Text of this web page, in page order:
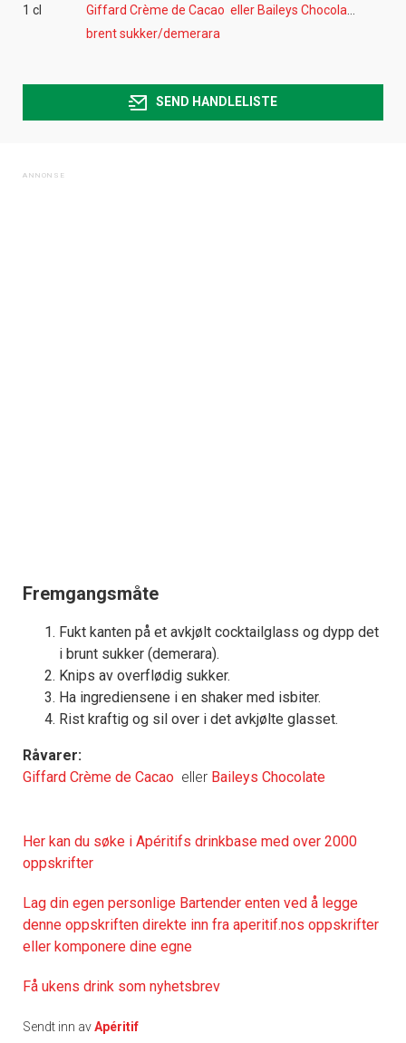
1 cl
brent sukker/demerara
SEND HANDLELISTE
Fremgangsmåte
Fukt kanten på et avkjølt cocktailglass og dypp det
i brunt sukker (demerara).
Knips av overflødig sukker.
Ha ingrediensene i en shaker med isbiter.
Rist kraftig og sil over i det avkjølte glasset.
Råvarer:
Giffard Crème de Cacao eller Baileys Chocolate
Her kan du søke i Apéritifs drinkbase med over 2000
oppskrifter
Lag din egen personlige Bartender enten ved å legge
denne oppskriften direkte inn fra aperitif.nos oppskrifter
eller komponere dine egne
Få ukens drink som nyhetsbrev
Sendt inn avApéritif